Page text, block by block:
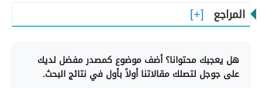
المراجع
هل يعجبك محتوانا؟ أضف موضوع كمصدر مفضل لديك
على جوجل لتصلك مقالاتنا أولاً بأول في نتائج البحث.